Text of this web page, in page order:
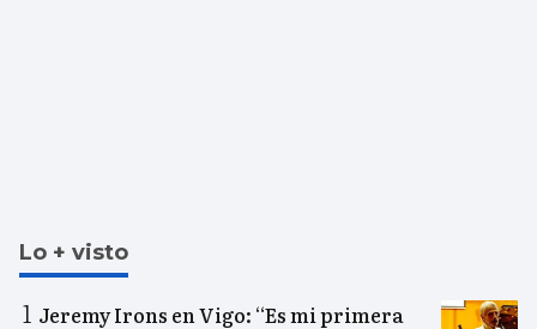
Lo + visto
Jeremy Irons en Vigo: “Es mi primera